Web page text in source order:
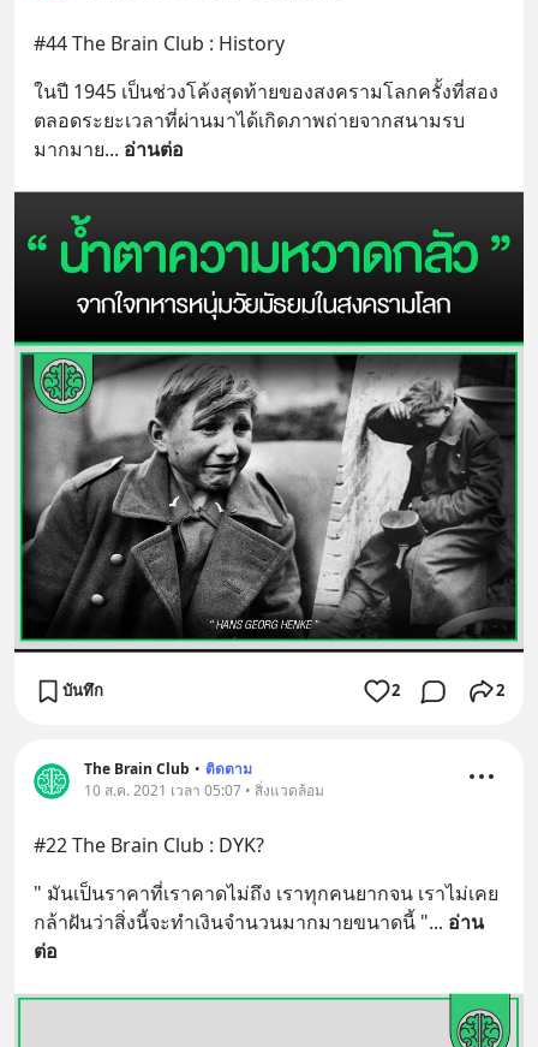
#44 The Brain Club : History
ในปี 1945 เป็นช่วงโค้งสุดท้ายของสงครามโลกครั้งที่สอง
ตลอดระยะเวลาที่ผ่านมาได้เกิดภาพถ่ายจากสนามรบ
มากมาย... อ่านต่อ
บันทึก 2 2
The Brain Club • ติดตาม
10 ส.ค. 2021 เวลา 05:07 • สิ่งแวดล้อม
#22 The Brain Club : DYK?
" มันเป็นราคาที่เราคาดไม่ถึง เราทุกคนยากจน เราไม่เคย
กล้าฝันว่าสิ่งนี้จะทำเงินจำนวนมากมายขนาดนี้ "... อ่าน
ต่อ